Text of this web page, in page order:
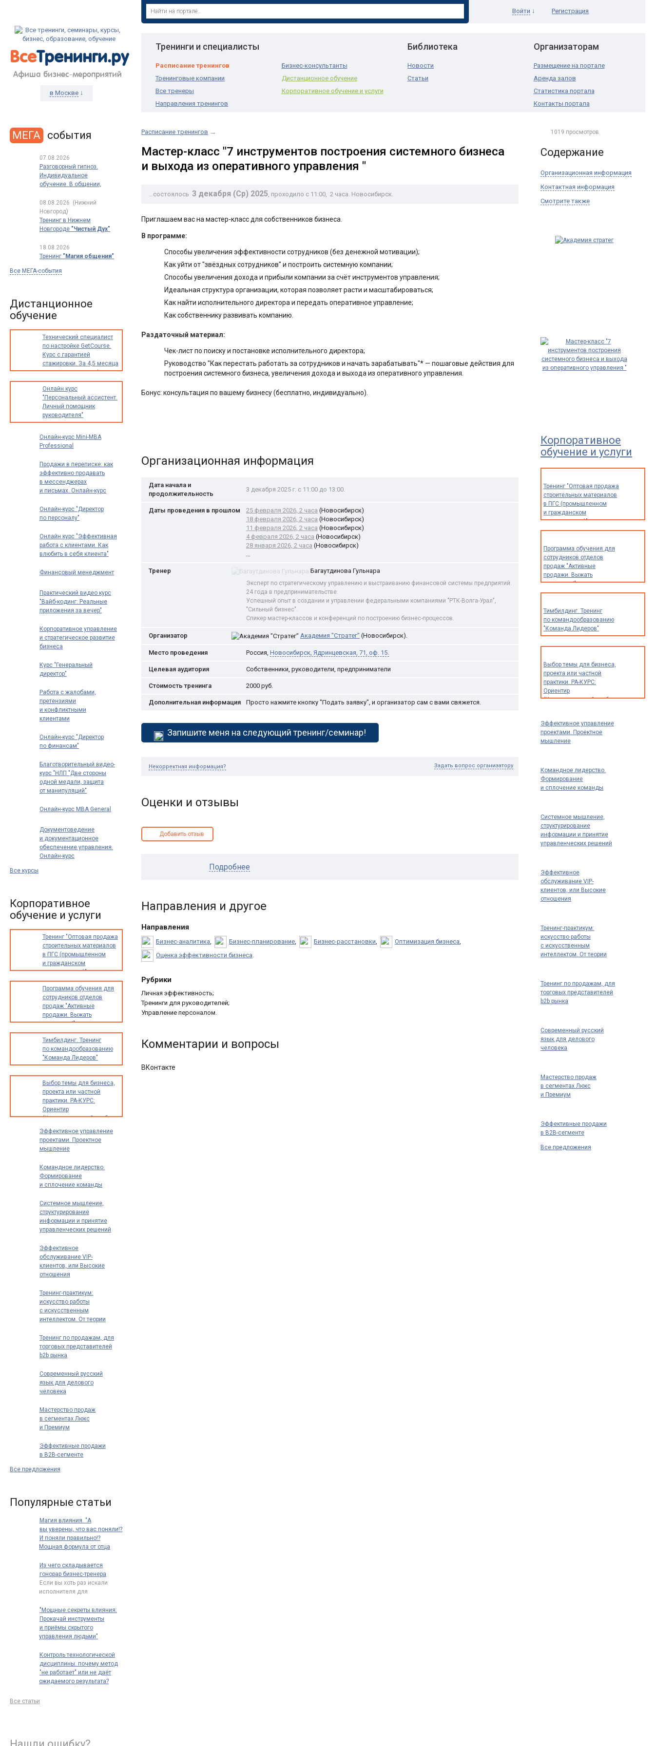
ВсеТренинги.ру
Афиша бизнес-мероприятий
в Москве ↓
Войти ↓ Регистрация
Тренинги и специалисты
Расписание тренингов
Тренинговые компании
Все тренеры
Направления тренингов
Бизнес-консультанты
Дистанционное обучение
Корпоративное обучение и услуги
Библиотека
Новости
Статьи
Организаторам
Размещение на портале
Аренда залов
Статистика портала
Контакты портала
Содержание
Организационная информация
Контактная информация
Смотрите также
Корпоративное
обучение и услуги
Тренинг "Оптовая продажа
строительных материалов
в ПГС (промышленном
и гражданском
строительстве)"
Программа обучения для
сотрудников отделов
продаж "Активные
продажи. Выжать
максимум!"
Тимбилдинг. Тренинг
по командообразованию
"Команда Лидеров"
Выбор темы для бизнеса,
проекта или частной
практики. РА-КУРС:
Ориентир
(Индивидуальный разбор
экспертов
и специалистов)
Эффективное управление
проектами. Проектное
мышление
Командное лидерство.
Формирование
и сплочение команды
Системное мышление,
структурирование
информации и принятие
управленческих решений
Эффективное
обслуживание VIP-
клиентов, или Высокие
отношения
Тренинг-практикум:
искусство работы
с искусственным
интеллектом. От теории
повышения
эффективности
Тренинг по продажам, для
торговых представителей
b2b рынка
Современный русский
язык для делового
человека
Мастерство продаж
в сегментах Люкс
и Премиум
Эффективные продажи
в B2B-сегменте
Все предложения
Расписание тренингов →
Мастер-класс "7 инструментов построения системного бизнеса
и выхода из оперативного управления "
1019 просмотров
…состоялось 3 декабря (Ср) 2025, проходило с 11:00, 2 часа. Новосибирск.
Приглашаем вас на мастер-класс для собственников бизнеса.
В программе:
Способы увеличения эффективности сотрудников (без денежной мотивации);
Как уйти от "звёздных сотрудников" и построить системную компании;
Способы увеличения дохода и прибыли компании за счёт инструментов управления;
Идеальная структура организации, которая позволяет расти и масштабироваться;
Как найти исполнительного директора и передать оперативное управление;
Как собственнику развивать компанию.
Раздаточный материал:
Чек-лист по поиску и постановке исполнительного директора;
Руководство "Как перестать работать за сотрудников и начать зарабатывать"* — пошаговые действия для
построения системного бизнеса, увеличения дохода и выхода из оперативного управления.
Бонус: консультация по вашему бизнесу (бесплатно, индивидуально).
Организационная информация
Дата начала и
продолжительность
3 декабря 2025 г. с 11:00 до 13:00.
Даты проведения в прошлом 25 февраля 2026, 2 часа (Новосибирск)
18 февраля 2026, 2 часа (Новосибирск)
11 февраля 2026, 2 часа (Новосибирск)
4 февраля 2026, 2 часа (Новосибирск)
28 января 2026, 2 часа (Новосибирск)
…
Тренер Багаутдинова Гульнара
Эксперт по стратегическому управлению и выстраиванию финансовой системы предприятий.
24 года в предпринимательстве.
Успешный опыт в создании и управлении федеральными компаниями "РТК-Волга-Урал",
"Сильный бизнес".
Спикер мастер-классов и конференций по построению бизнес-процессов.
Организатор Академия "Стратег" (Новосибирск).
Место проведения Россия, Новосибирск, Ядринцевская, 71, оф. 15.
Целевая аудитория Собственники, руководители, предприниматели
Стоимость тренинга 2000 руб.
Дополнительная информация Просто нажмите кнопку "Подать заявку", и организатор сам с вами свяжется.
Запишите меня на следующий тренинг/семинар!
Некорректная информация? Задать вопрос организатору
Оценки и отзывы
Добавить отзыв
Подробнее
Направления и другое
Направления
Бизнес-аналитика Бизнес-планирование Бизнес-расстановки Оптимизация бизнеса
Оценка эффективности бизнеса
Рубрики
Личная эффективность;
Тренинги для руководителей;
Управление персоналом.
Комментарии и вопросы
ВКонтакте
МЕГА события
07.08.2026
Разговорный гипноз.
Индивидуальное
обучение. В общении,
08.08.2026 (Нижний
Новгород)
Тренинг в Нижнем
Новгороде "Чистый Дух"
18.08.2026
Тренинг "Магия общения"
Все МЕГА-события
Дистанционное
обучение
Технический специалист
по настройке GetCourse.
Курс с гарантией
стажировки. За 4,5 месяца
освоите новую профессию
с доходом от 30 000
до 70 000 рублей в месяц
Онлайн курс
"Персональный ассистент.
Личный помощник
руководителя"
Онлайн-курс Mini-MBA
Professional
Продажи в переписке: как
эффективно продавать
в мессенджерах
и письмах. Онлайн-курс
Онлайн-курс "Директор
по персоналу"
Онлайн курс "Эффективная
работа с клиентами. Как
влюбить в себя клиента"
Финансовый менеджмент
Практический видео курс
"Вайб-кодинг: Реальные
приложения за вечер"
Корпоративное управление
и стратегическое развитие
бизнеса
Курс "Генеральный
директор"
Работа с жалобами,
претензиями
и конфликтными
клиентами
Онлайн-курс "Директор
по финансам"
Благотворительный видео-
курс "НЛП "Две стороны
одной медали, защита
от манипуляций"
Онлайн-курс MBA General
Документоведение
и документационное
обеспечение управления.
Онлайн-курс
Все курсы
Корпоративное
обучение и услуги
Тренинг "Оптовая продажа
строительных материалов
в ПГС (промышленном
и гражданском
строительстве)"
Программа обучения для
сотрудников отделов
продаж "Активные
продажи. Выжать
максимум!"
Тимбилдинг. Тренинг
по командообразованию
"Команда Лидеров"
Выбор темы для бизнеса,
проекта или частной
практики. РА-КУРС:
Ориентир
(Индивидуальный разбор
опыта и идей для
предпринимателей,
экспертов
и специалистов)
Эффективное управление
проектами. Проектное
мышление
Командное лидерство.
Формирование
и сплочение команды
Системное мышление,
структурирование
информации и принятие
управленческих решений
Эффективное
обслуживание VIP-
клиентов, или Высокие
отношения
Тренинг-практикум:
искусство работы
с искусственным
интеллектом. От теории
использовать ИИ для
повышения
эффективности
Тренинг по продажам, для
торговых представителей
b2b рынка
Современный русский
язык для делового
человека
Мастерство продаж
в сегментах Люкс
и Премиум
Эффективные продажи
в B2B-сегменте
Все предложения
Популярные статьи
Магия влияния. "А
вы уверены, что вас поняли!?
И поняли правильно!?
Мощная формула от отца
тебя нельзя было не понять"
"Вы уверены, что вас поняли?
что имел ввиду Марк Фабий
Квинтилиан* сказав:
Из чего складывается
гонорар бизнес-тренера
Если вы хоть раз искали
исполнителя для
то наверняка замечали…
"Мощные секреты влияния:
Прокачай инструменты
и приёмы скрытого
управления людьми"
управляет тот, кто проявляет
наибольшую гибкость"
восходит к кибернетике…
Контроль технологической
дисциплины: почему метод
"не работает" или не даёт
ожидаемого результата?
дисциплины: почему метод
Все статьи